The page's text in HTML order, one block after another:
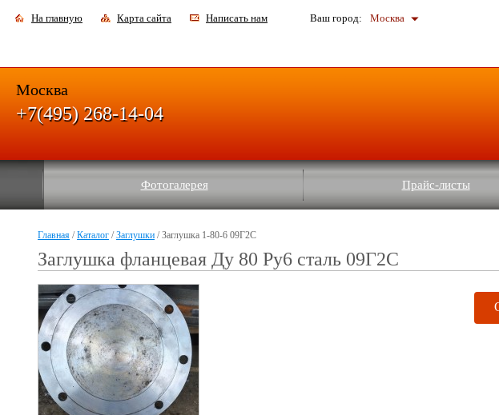
На главную Карта сайта Написать нам Ваш город: Москва
Фотогалерея Прайс-листы
Москва
+7(495) 268-14-04
Главная /Каталог /Заглушки / Заглушка 1-80-6 09Г2С
Заглушка фланцевая Ду 80 Ру6 сталь 09Г2С